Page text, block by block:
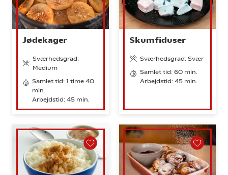
Jødekager
Sværhedsgrad:
Medium
Samlet tid: 1 time 40
min.
Arbejdstid: 45 min.
Skumfiduser
Sværhedsgrad: Svær
Samlet tid: 60 min.
Arbejdstid: 45 min.